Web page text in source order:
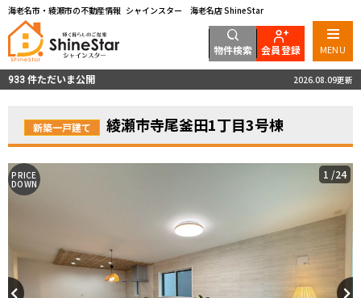
海老名市・綾瀬市の不動産情報 シャインスター 海老名店 ShineStar
物件検索 会員登録 MENU
933 件ただいま公開 2026.08.09更新
新築一戸建て 綾瀬市寺尾釜田1丁目3号棟
PRICE
DOWN
1 /24